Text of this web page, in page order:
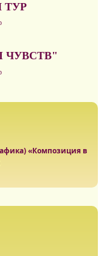
ТУР
ЧУВСТВ"
«Композиция в